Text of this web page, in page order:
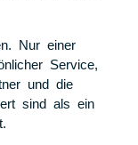
Nur einer
Service,
und die
sind als ein